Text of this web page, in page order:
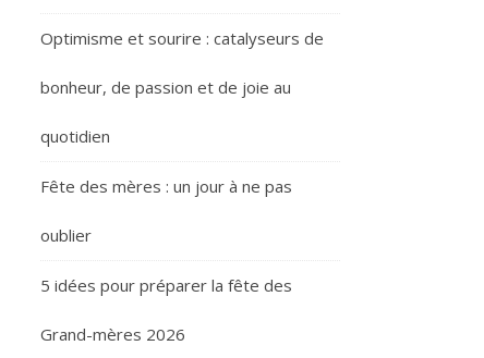
Optimisme et sourire : catalyseurs de
bonheur, de passion et de joie au
quotidien
Fête des mères : un jour à ne pas
oublier
5 idées pour préparer la fête des
Grand-mères 2026